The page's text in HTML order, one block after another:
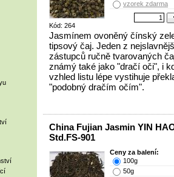
Kód: 264
vzorek zdarma
Jasmínem ovoněný čínský
tipsový čaj. Jeden z
zástupců ručně tvarovaných
známý také jako "dračí oči", i
vzhled listu lépe vystihuje
"podobný dračím očím".
China Fujian Jasmin YIN
Std.FS-901
Ceny za balení:
100g
50g